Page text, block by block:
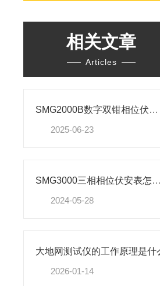
相关文章
Articles
SMG2000B数字双钳相位伏安表详细介绍
2025-06-23
SMG3000三相相位伏安表怎么使用
2024-05-28
大地网测试仪的工作原理是什
2026-01-14